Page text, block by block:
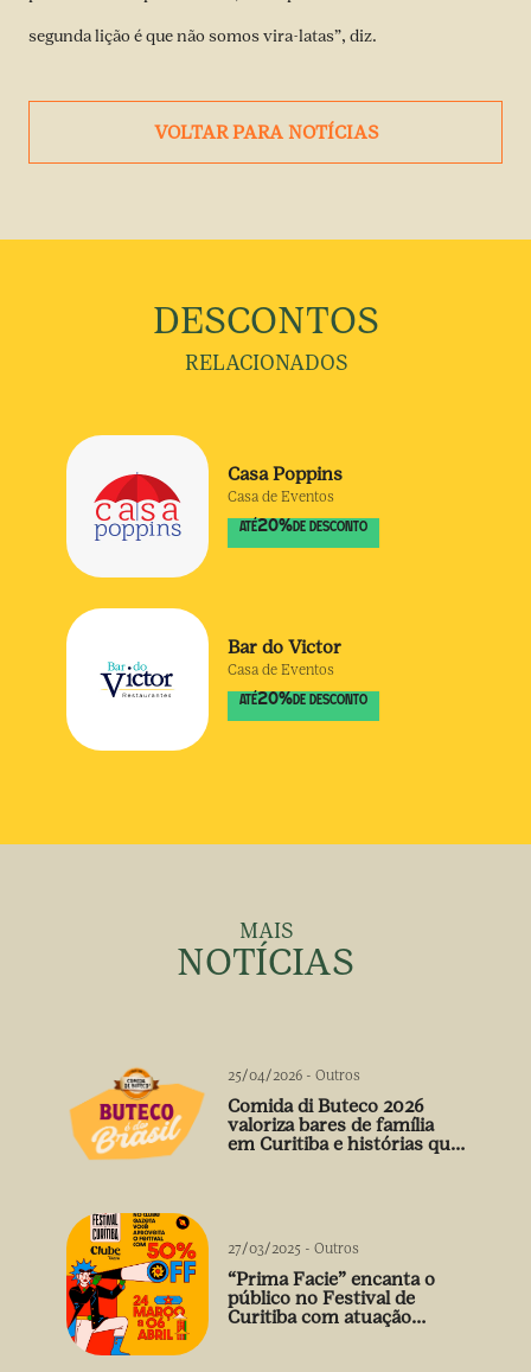
segunda lição é que não somos vira-latas”, diz.
VOLTAR PARA NOTÍCIAS
DESCONTOS
RELACIONADOS
Casa Poppins
Casa de Eventos
ATÉ20% DE DESCONTO
Bar do Victor
Casa de Eventos
ATÉ20% DE DESCONTO
MAIS
NOTÍCIAS
25/04/2026 - Outros
Comida di Buteco 2026
valoriza bares de família
em Curitiba e histórias que
27/03/2025 - Outros
“Prima Facie” encanta o
público no Festival de
Curitiba com atuação